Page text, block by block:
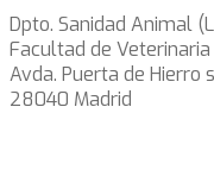
Dpto. Sanidad Animal
Facultad de Veterinaria
Avda. Puerta de Hierro
28040 Madrid